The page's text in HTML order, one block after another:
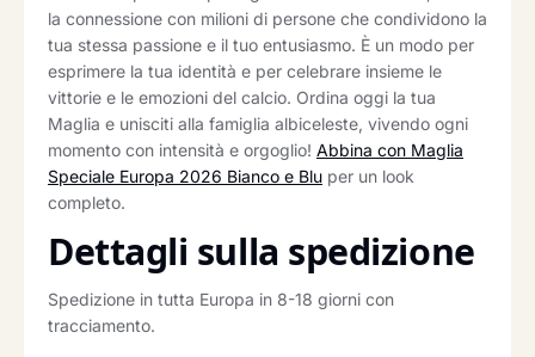
la connessione con milioni di persone che condividono la
tua stessa passione e il tuo entusiasmo. È un modo per
esprimere la tua identità e per celebrare insieme le
vittorie e le emozioni del calcio. Ordina oggi la tua
Maglia e unisciti alla famiglia albiceleste, vivendo ogni
momento con intensità e orgoglio! Abbina con Maglia
Speciale Europa 2026 Bianco e Blu per un look
completo.
Dettagli sulla spedizione
Spedizione in tutta Europa in 8-18 giorni con
tracciamento.